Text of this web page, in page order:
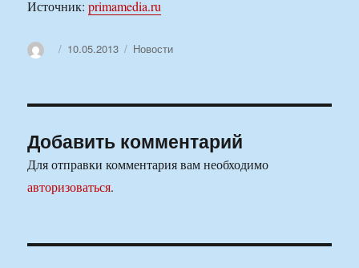
Источник:primamedia.ru
АвторОпубликовано
10.05.2013 Рубрики
Новости
Добавить комментарий
Для отправки комментария вам необходимо
авторизоваться.